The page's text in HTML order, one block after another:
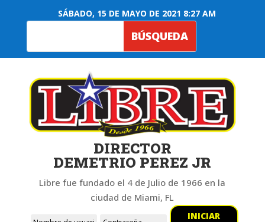
SÁBADO, 15 DE MAYO DE 2021 8:27 AM
DIRECTOR
DEMETRIO PEREZ JR
Libre fue fundado el 4 de Julio de 1966 en la
ciudad de Miami, FL
INICIAR